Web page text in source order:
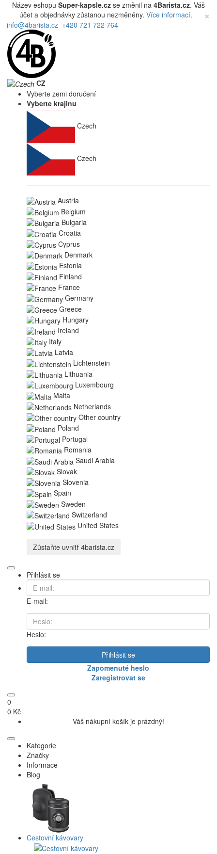
Název eshopu Super-kapsle.cz se změnil na 4Barista.cz. Váš
účet a objednávky zůstanou nezměněny. Více informací. ×
info@4barista.cz +420 721 722 764
CZ
Vyberte zemi doručení
Vyberte krajinu
Czech
Czech
Austria
Belgium
Bulgaria
Croatia
Cyprus
Denmark
Estonia
Finland
France
Germany
Greece
Hungary
Ireland
Italy
Latvia
Lichtenstein
Lithuania
Luxembourg
Malta
Netherlands
Other country
Poland
Portugal
Romania
Saudi Arabia
Slovak
Slovenia
Spain
Sweden
Switzerland
United States
Zůstaňte uvnitř 4barista.cz
Přihlásit se
E-mail:
Heslo:
Přihlásit se
Zapomenuté heslo
Zaregistrovat se
0
0 Kč
Váš nákupní košík je prázdný!
Kategorie
Značky
Informace
Blog
Cestovní kávovary